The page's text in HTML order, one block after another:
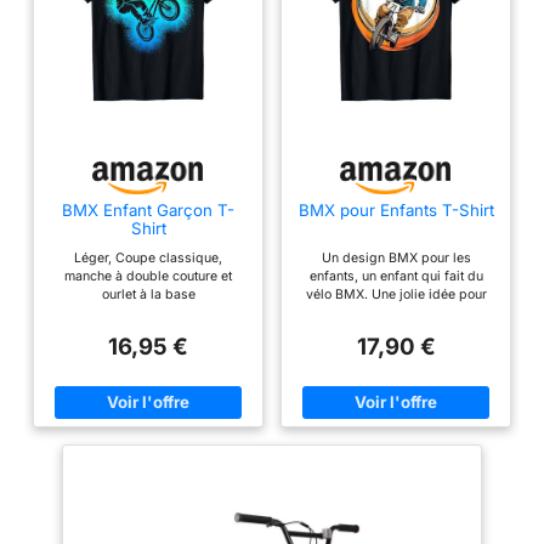
durable : le cadre en
acier Hi-Ten à haute
résistance offre au
conducteur un
une longueur de tube
supérieur de 19,9", ce
vélo BMX pour enfant
route, le parc ou les
sentiers. Facile à
L'entraînement à
vitesse unique
dispose d'une
manivelle monobloc
de 165 mm avec un
selle arrière et le levier
BMX Enfant Garçon T-
Shirt
Léger, Coupe classique,
manche à double couture et
ourlet à la base
16,95 €
BMX pour Enfants T-Shirt
Un design BMX pour les
enfants, un enfant qui fait du
vélo BMX. Une jolie idée pour
cyclistes BMX. Léger, Coupe
couture et ourlet à la base
17,90 €